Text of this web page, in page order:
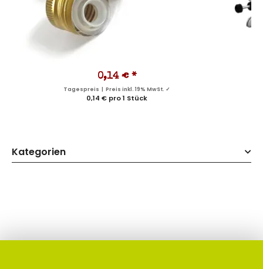
0,14 € *
Tagespreis | Preis inkl. 19% MwSt. ✓
0,14 € pro 1 Stück
Kategorien